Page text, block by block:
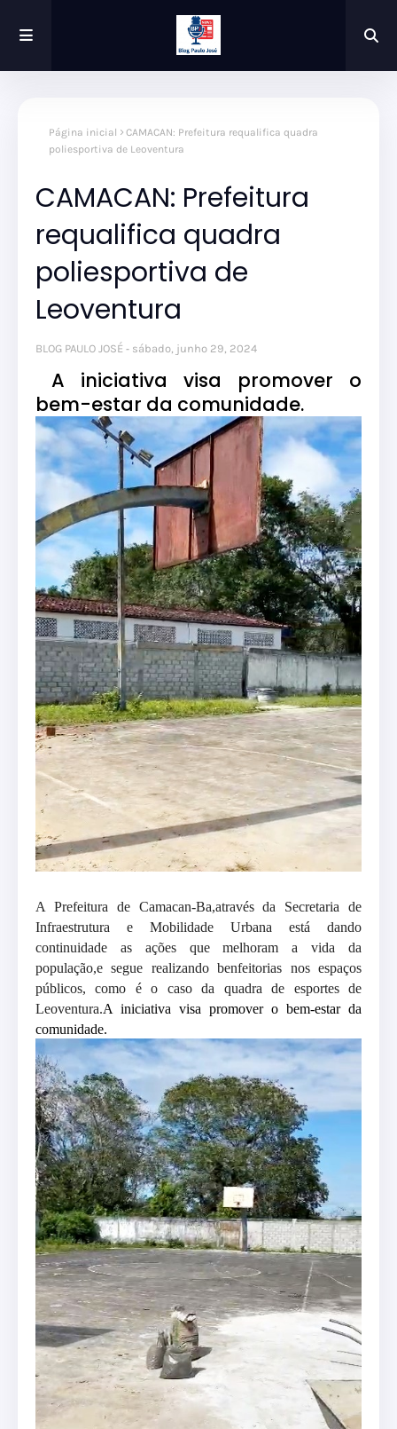
Página inicial
CAMACAN: Prefeitura requalifica quadra
poliesportiva de Leoventura
CAMACAN: Prefeitura
requalifica quadra
poliesportiva de
Leoventura
BLOG PAULO JOSÉ sábado, junho 29, 2024
A iniciativa visa promover o
bem-estar da comunidade.
A Prefeitura de Camacan-Ba,através da Secretaria de
Infraestrutura e Mobilidade Urbana está dando
continuidade asações quemelhoram a vida da
população,e segue realizando benfeitorias nos espaços
públicos, como é o caso da quadrade esportes de
Leoventura.A iniciativa visa promover o bem-estar da
comunidade.